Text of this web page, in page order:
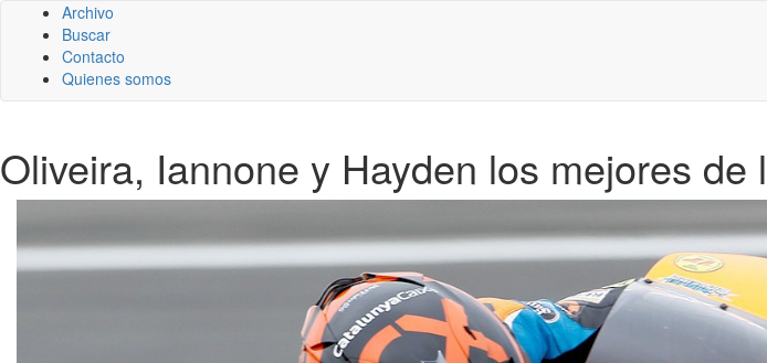
Archivo
Buscar
Contacto
Quienes somos
Oliveira, Iannone y Hayden los mejores de